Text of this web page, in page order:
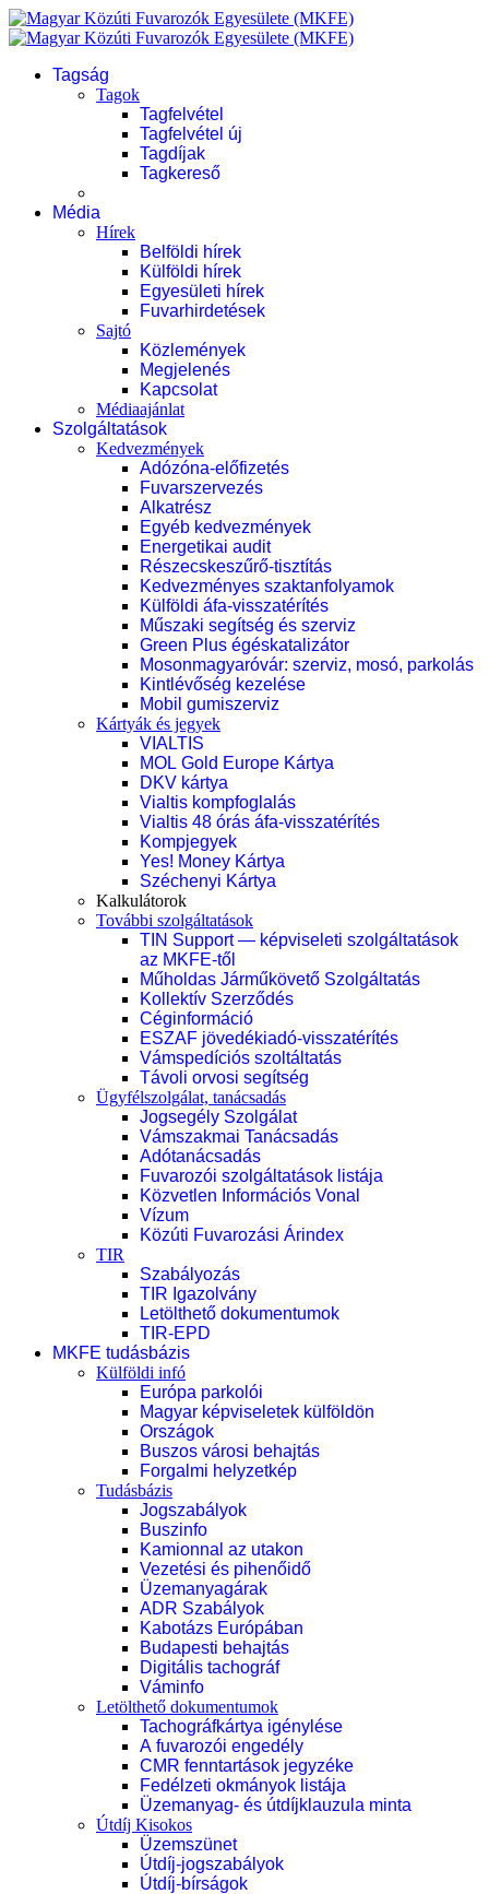
Tagság
Tagok
Tagfelvétel
Tagfelvétel új
Tagdíjak
Tagkereső
Média
Hírek
Belföldi hírek
Külföldi hírek
Egyesületi hírek
Fuvarhirdetések
Sajtó
Közlemények
Megjelenés
Kapcsolat
Médiaajánlat
Szolgáltatások
Kedvezmények
Adózóna-előfizetés
Fuvarszervezés
Alkatrész
Egyéb kedvezmények
Energetikai audit
Részecskeszűrő-tisztítás
Kedvezményes szaktanfolyamok
Külföldi áfa-visszatérítés
Műszaki segítség és szerviz
Green Plus égéskatalizátor
Mosonmagyaróvár: szerviz, mosó, parkolás
Kintlévőség kezelése
Mobil gumiszerviz
Kártyák és jegyek
VIALTIS
MOL Gold Europe Kártya
DKV kártya
Vialtis kompfoglalás
Vialtis 48 órás áfa-visszatérítés
Kompjegyek
Yes! Money Kártya
Széchenyi Kártya
Kalkulátorok
További szolgáltatások
TIN Support — képviseleti szolgáltatások
az MKFE-től
Műholdas Járműkövető Szolgáltatás
Kollektív Szerződés
Céginformáció
ESZAF jövedékiadó-visszatérítés
Vámspedíciós szoltáltatás
Távoli orvosi segítség
Ügyfélszolgálat, tanácsadás
Jogsegély Szolgálat
Vámszakmai Tanácsadás
Adótanácsadás
Fuvarozói szolgáltatások listája
Közvetlen Információs Vonal
Vízum
Közúti Fuvarozási Árindex
TIR
Szabályozás
TIR Igazolvány
Letölthető dokumentumok
TIR-EPD
MKFE tudásbázis
Külföldi infó
Európa parkolói
Magyar képviseletek külföldön
Országok
Buszos városi behajtás
Forgalmi helyzetkép
Tudásbázis
Jogszabályok
Buszinfo
Kamionnal az utakon
Vezetési és pihenőidő
Üzemanyagárak
ADR Szabályok
Kabotázs Európában
Budapesti behajtás
Digitális tachográf
Váminfo
Letölthető dokumentumok
Tachográfkártya igénylése
A fuvarozói engedély
CMR fenntartások jegyzéke
Fedélzeti okmányok listája
Üzemanyag- és útdíjklauzula minta
Útdíj Kisokos
Üzemszünet
Útdíj-jogszabályok
Útdíj-bírságok